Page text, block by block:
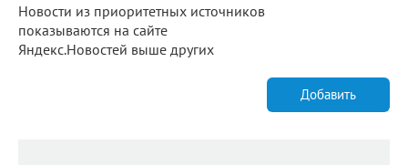
Новости из приоритетных источников
показываются на сайте
Яндекс.Новостей выше других
Добавить